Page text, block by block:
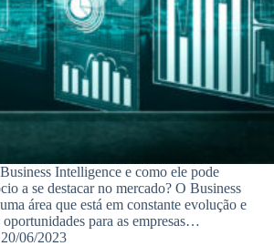
Intelligence e como ele pode
a se destacar no mercado? O Business
área que está em constante evolução e
para as empresas…
20/06/2023